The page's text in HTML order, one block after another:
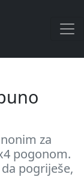
za
pogonom.
pogriješe,